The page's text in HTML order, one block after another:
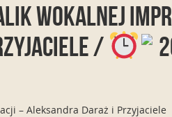
Wokalnej
/
– Aleksandra Daraż i Przyjaciele